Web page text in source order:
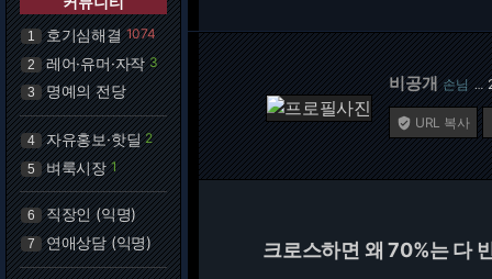
1 호기심해결 1074
2 레어·유머·자작 3
3 명예의 전당
4 자유홍보·핫딜 2
5 벼룩시장 1
6 직장인 (익명)
7 연애상담 (익명)
비공개 손님 …
 URL 복사
크로스하면 왜 70%는 다